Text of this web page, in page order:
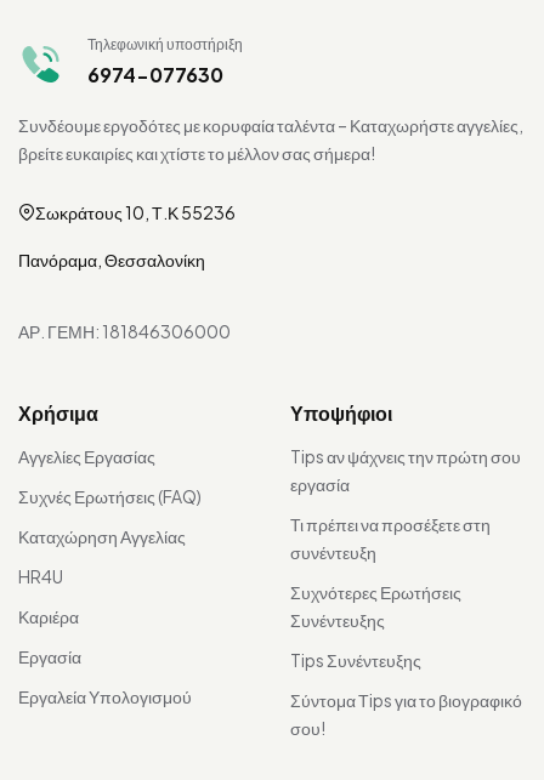
Τηλεφωνική υποστήριξη
6974-077630
Συνδέουμε εργοδότες με κορυφαία ταλέντα – Καταχωρήστε αγγελίες,
βρείτε ευκαιρίες και χτίστε το μέλλον σας σήμερα!
Σωκράτους 10, Τ.Κ 55236
Πανόραμα, Θεσσαλονίκη
ΑΡ. ΓΕΜΗ: 181846306000
Χρήσιμα
Αγγελίες Εργασίας
Συχνές Ερωτήσεις (FAQ)
Καταχώρηση Αγγελίας
HR4U
Καριέρα
Εργασία
Εργαλεία Υπολογισμού
Υποψήφιοι
Tips αν ψάχνεις την πρώτη σου
εργασία
Τι πρέπει να προσέξετε στη
συνέντευξη
Συχνότερες Ερωτήσεις
Συνέντευξης
Tips Συνέντευξης
Σύντομα Τips για το βιογραφικό
σου!